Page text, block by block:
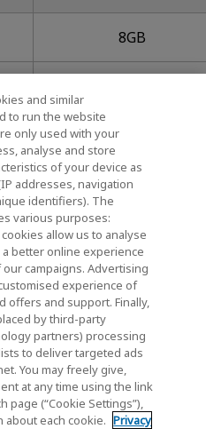
8GB
32GB
: 873KB)
ド（THN-NWシリー
and similar
to run the website
only used with your
analyse and store
of your device as
addresses, navigation
identifiers). The
various purposes:
allow us to analyse
better online experience
campaigns. Advertising
experience of
offers and support. Finally,
by third-party
partners) processing
to deliver targeted ads
You may freely give,
at any time using the link
page (“Cookie Settings”),
each cookie. Privacy